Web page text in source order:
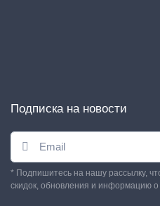
Подписка на новости
* Подпишитесь на нашу рассылку,
скидок, обновления и информацию о